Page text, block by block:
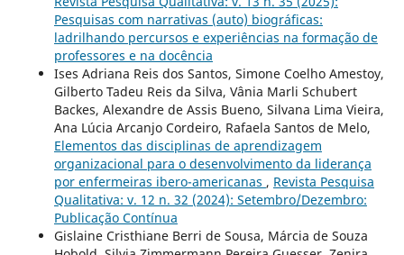
Pesquisas com narrativas (auto) biográficas:
ladrilhando percursos e experiências na formação de
professores e na docência
Ises Adriana Reis dos Santos, Simone Coelho Amestoy,
Gilberto Tadeu Reis da Silva, Vânia Marli Schubert
Backes, Alexandre de Assis Bueno, Silvana Lima Vieira,
Ana Lúcia Arcanjo Cordeiro, Rafaela Santos de Melo,
Elementos das disciplinas de aprendizagem
organizacional para o desenvolvimento da liderança
por enfermeiras ibero-americanas , Revista Pesquisa
Qualitativa: v. 12 n. 32 (2024): Setembro/Dezembro:
Publicação Contínua
Gislaine Cristhiane Berri de Sousa, Márcia de Souza